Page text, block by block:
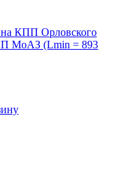
КПП Орловского
МоАЗ (Lmin = 893